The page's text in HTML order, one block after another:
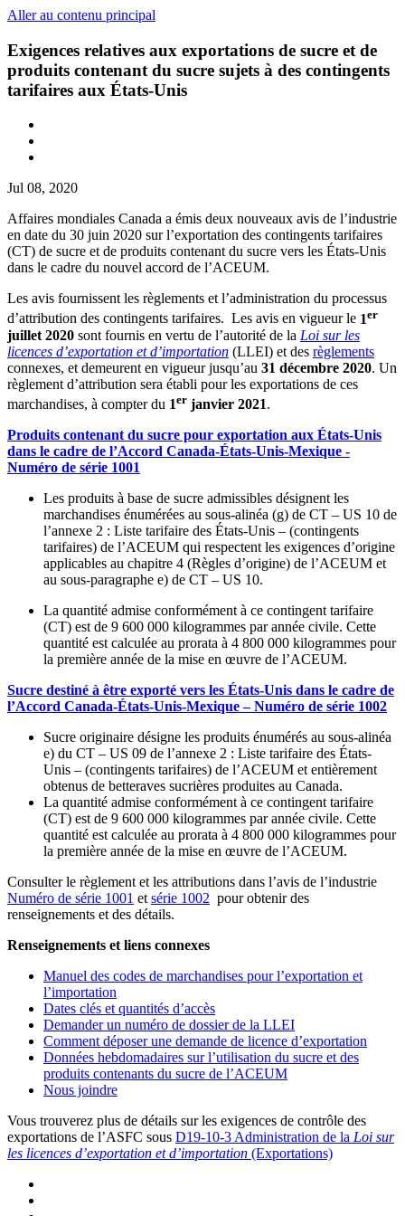
Aller au contenu principal
Exigences relatives aux exportations de sucre et de
produits contenant du sucre sujets à des contingents
tarifaires aux États-Unis
Jul 08, 2020
Affaires mondiales Canada a émis deux nouveaux avis de l’industrie
en date du 30 juin 2020 sur l’exportation des contingents tarifaires
(CT) de sucre et de produits contenant du sucre vers les États-Unis
dans le cadre du nouvel accord de l’ACEUM.
Les avis fournissent les règlements et l’administration du processus
d’attribution des contingents tarifaires. Les avis en vigueur le 1er
juillet 2020 sont fournis en vertu de l’autorité de la Loi sur les
licences d’exportation et d’importation (LLEI) et des règlements
connexes, et demeurent en vigueur jusqu’au 31 décembre 2020. Un
règlement d’attribution sera établi pour les exportations de ces
marchandises, à compter du 1er janvier 2021.
Produits contenant du sucre pour exportation aux États-Unis
dans le cadre de l’Accord Canada-États-Unis-Mexique -
Numéro de série 1001
Les produits à base de sucre admissibles désignent les
marchandises énumérées au sous-alinéa (g) de CT – US 10 de
l’annexe 2 : Liste tarifaire des États-Unis – (contingents
tarifaires) de l’ACEUM qui respectent les exigences d’origine
applicables au chapitre 4 (Règles d’origine) de l’ACEUM et
au sous-paragraphe e) de CT – US 10.
La quantité admise conformément à ce contingent tarifaire
(CT) est de 9 600 000 kilogrammes par année civile. Cette
quantité est calculée au prorata à 4 800 000 kilogrammes pour
la première année de la mise en œuvre de l’ACEUM.
Sucre destiné à être exporté vers les États-Unis dans le cadre de
l’Accord Canada-États-Unis-Mexique – Numéro de série 1002
Sucre originaire désigne les produits énumérés au sous-alinéa
e) du CT – US 09 de l’annexe 2 : Liste tarifaire des États-
Unis – (contingents tarifaires) de l’ACEUM et entièrement
obtenus de betteraves sucrières produites au Canada.
La quantité admise conformément à ce contingent tarifaire
(CT) est de 9 600 000 kilogrammes par année civile. Cette
quantité est calculée au prorata à 4 800 000 kilogrammes pour
la première année de la mise en œuvre de l’ACEUM.
Consulter le règlement et les attributions dans l’avis de l’industrie
Numéro de série 1001 et série 1002 pour obtenir des
renseignements et des détails.
Renseignements et liens connexes
Manuel des codes de marchandises pour l’exportation et
l’importation
Dates clés et quantités d’accès
Demander un numéro de dossier de la LLEI
Comment déposer une demande de licence d’exportation
Données hebdomadaires sur l’utilisation du sucre et des
produits contenants du sucre de l’ACEUM
Nous joindre
Vous trouverez plus de détails sur les exigences de contrôle des
exportations de l’ASFC sous D19-10-3 Administration de la Loi sur
les licences d’exportation et d’importation (Exportations)